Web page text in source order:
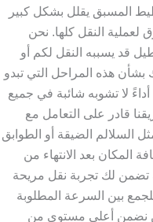
المسبق يقلل بشكل كبير
لعملية النقل كلها. نحن
قد يسببه النقل لكم أو
بشأن هذه المراحل التي تبدو
لا تشوبه شائبة في جميع
قادر على التعامل مع
السلالم الضيقة أو الطوابق
المكان بعد الانتهاء من
تضمن لك تجربة نقل مريحة
بين السرعة المطلوبة
نضمن أعلى مستوى من